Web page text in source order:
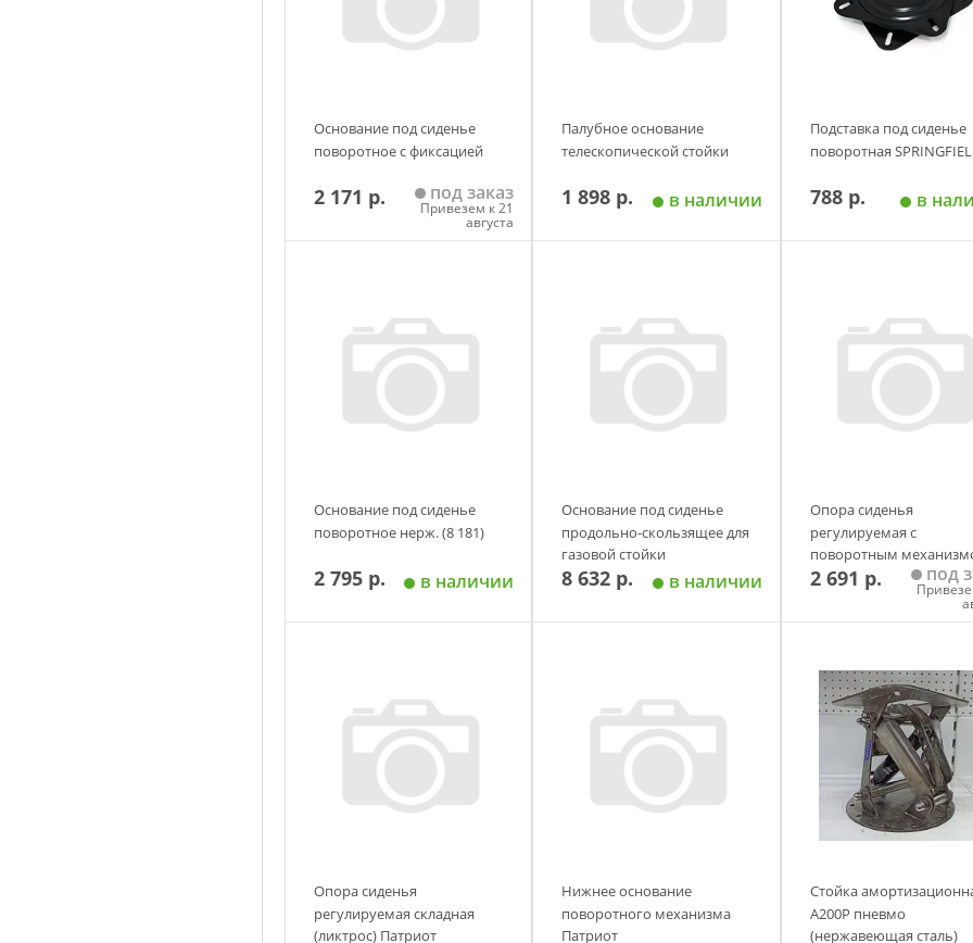
Основание под сиденье
поворотное с фиксацией
2 171 р. под заказ
Привезем к 21
августа
Палубное основание
телескопической стойки
1 898 р. в наличии
Подставка под сиденье
поворотная
788 р. в
Основание под сиденье
поворотное нерж. (8 181)
2 795 р. в наличии
Основание под сиденье
продольно-скользящее для
газовой стойки
SPRINGFIELD
8 632 р. в наличии
Опора сиденья
регулируемая с
поворотным
Патриот
2 691 р. под
Опора сиденья
регулируемая складная
(ликтрос) Патриот
Нижнее основание
поворотного механизма
Патриот
Стойка
А200P пневмо
(нержавеющая сталь)